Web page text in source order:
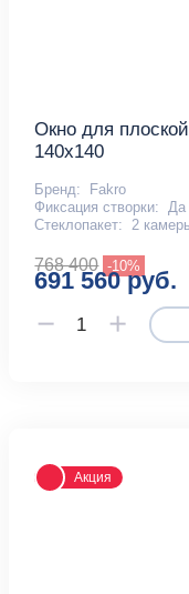
Окно для
140x140
Бренд:
Fakro
Фиксация створки:
Да
Стеклопакет:
2
768 400 -10%
691 560 руб.
Акция